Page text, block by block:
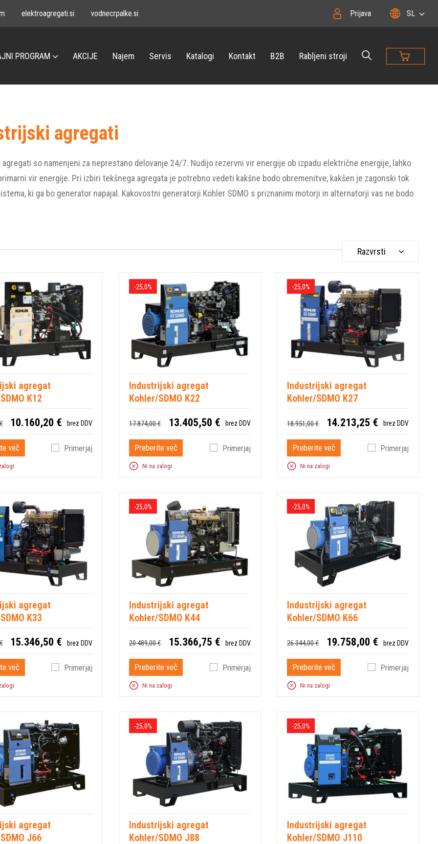
elektroagregati.si vodnecrpalke.si Prijava SL
PROGRAM AKCIJE Najem Servis Katalogi Kontakt B2B Rabljeni stroji
agregati
so namenjeni za neprestano delovanje 24/7. Nudijo rezervni vir energije ob izpadu električne energije, lahko
vir energije. Pri izbiri tekšnega agregata je potrebno vedeti kakšne bodo obremenitve, kakšen je zagonski tok
ki ga bo generator napajal. Kakovostni generatorji Kohler SDMO s priznanimi motorji in alternatorji vas ne bodo
Razvrsti
agregat
K12
10.160,20 € brez DDV
več Primerjaj
-25,0%
Industrijski agregat
Kohler/SDMO K22
17.874,00 € 13.405,50 € brez DDV
Preberite več Primerjaj
Ni na zalogi
-25,0%
Industrijski agregat
Kohler/SDMO K27
18.951,00 € 14.213,25 € brez DDV
Preberite več Primerjaj
Ni na zalogi
agregat
K33
15.346,50 € brez DDV
več Primerjaj
-25,0%
Industrijski agregat
Kohler/SDMO K44
20.489,00 € 15.366,75 € brez DDV
Preberite več Primerjaj
Ni na zalogi
-25,0%
Industrijski agregat
Kohler/SDMO K66
26.344,00 € 19.758,00 € brez DDV
Preberite več Primerjaj
Ni na zalogi
agregat
J66
-25,0%
Industrijski agregat
Kohler/SDMO J88
-25,0%
Industrijski agregat
Kohler/SDMO J110